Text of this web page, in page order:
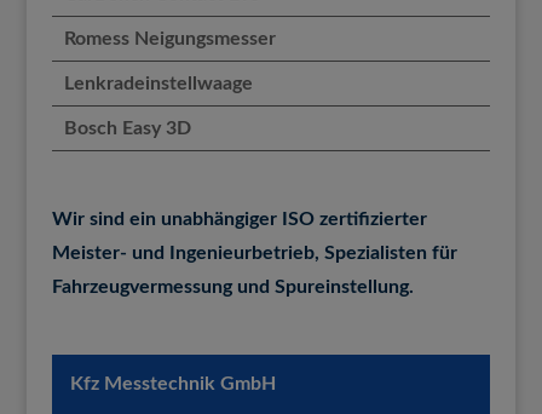
Romess Neigungsmesser
Lenkradeinstellwaage
Bosch Easy 3D
Wir sind ein unabhängiger ISO zertifizierter
Meister- und Ingenieurbetrieb, Spezialisten für
Fahrzeugvermessung und Spureinstellung.
Kfz Messtechnik GmbH